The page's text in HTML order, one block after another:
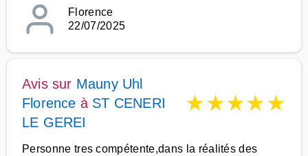
Florence
22/07/2025
Avis sur Mauny Uhl
Florence à ST CENERI
LE GEREI
★★★★★
Personne tres compétente,dans la réalités des